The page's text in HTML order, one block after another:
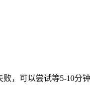
，可以尝试等5-10